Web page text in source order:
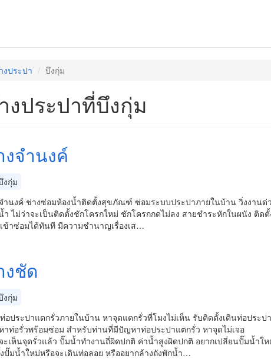
งประปา บึงกุ่ม
งประปาที่บึงกุ่ม
งจำนงค์
งกุ่ม
ำนงค์ ช่างซ่อมห้องน้ำติดตั้งสุขภัณฑ์ ซ่อมระบบประปาภายในบ้าน วิ่งงานด่
ำ ไม่ว่าจะเป็นติดตั้งชักโครกใหม่ ชักโครกกดไม่ลง สายชำระหักในผนัง ติ
ข้าซ่อมได้ทันที มีความชำนาญเรื่องเส…
งชัด
งกุ่ม
อประปาแตกรั่วภายในบ้าน หาจุดแตกรั่วที่โมงไม่เห็น รับติดตั้งเดินท่อประป
าท่อรั่วพร้อมซ่อม สำหรับท่านที่มีปัญหาท่อประปาแตกรั่ว หาจุดไม่เจอ
ะเห็นจุดรั่วแล้ว ปั๊มน้ำทำงานถี่ผิดปกติ ค่าน้ำสูงผิดปกติ อยากเปลี่ยนปั๊มน้ำให
ปั๊มน้ำใหม่หรือจะเดินท่อลอย หรืออยากล้างถังพักน้ำ…